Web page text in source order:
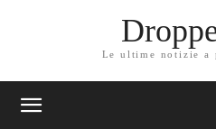
Le ultime notizie a